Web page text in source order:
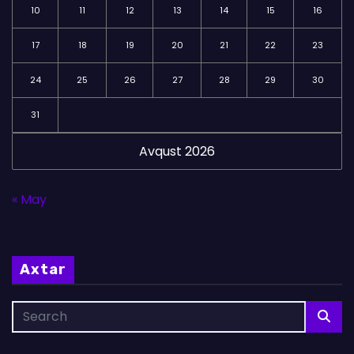
Avqust 2026
10 11 12 13 14 15 16
17 18 19 20 21 22 23
24 25 26 27 28 29 30
31
« May
Axtar